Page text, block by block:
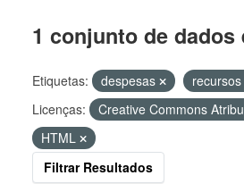
1 conjunto de dados
Etiquetas: despesas
Licenças:
Creative Commons
HTML
Filtrar Resultados